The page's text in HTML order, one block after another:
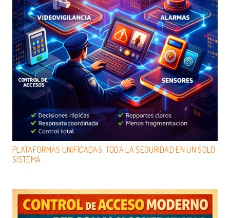
PLATAFORMAS UNIFICADAS: TODA LA SEGURIDAD EN UN SOLO
SISTEMA